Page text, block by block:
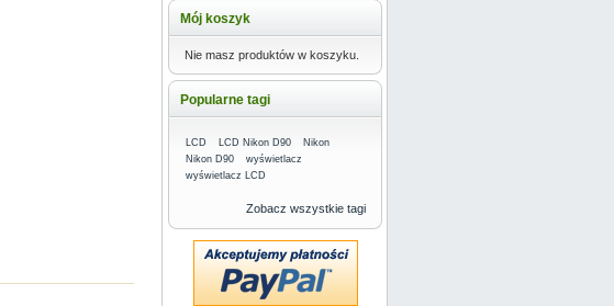
Mój koszyk
Nie masz produktów w koszyku.
Popularne tagi
LCD LCD Nikon D90
Nikon
Nikon D90
wyświetlacz
wyświetlacz LCD
Zobacz wszystkie tagi